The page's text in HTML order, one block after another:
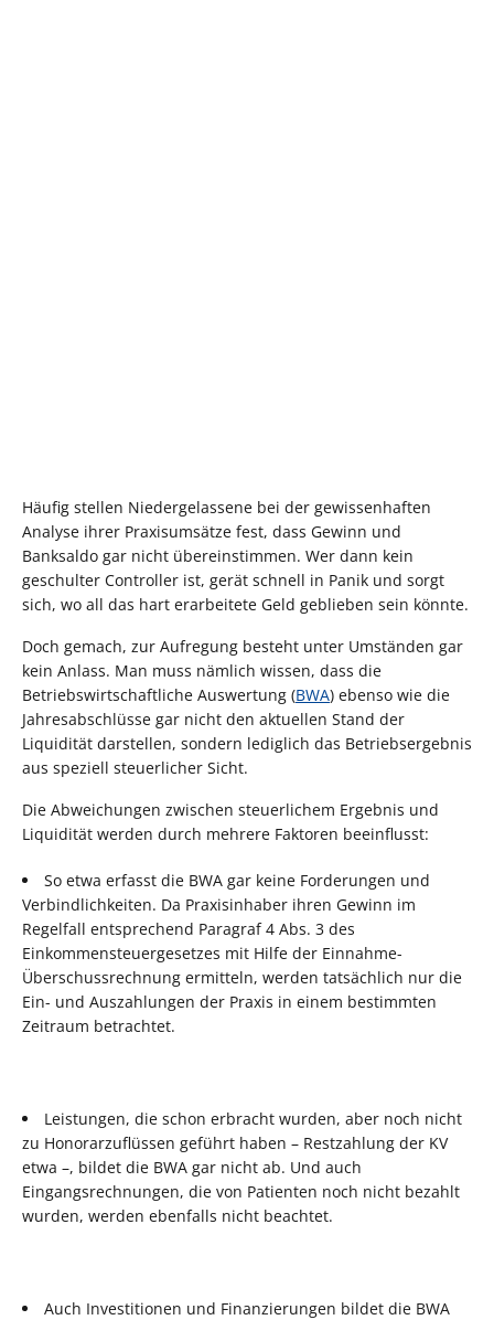
Häufig stellen Niedergelassene bei der gewissenhaften
Analyse ihrer Praxisumsätze fest, dass Gewinn und
Banksaldo gar nicht übereinstimmen. Wer dann kein
geschulter Controller ist, gerät schnell in Panik und sorgt
sich, wo all das hart erarbeitete Geld geblieben sein könnte.
Doch gemach, zur Aufregung besteht unter Umständen gar
kein Anlass. Man muss nämlich wissen, dass die
Betriebswirtschaftliche Auswertung (BWA) ebenso wie die
Jahresabschlüsse gar nicht den aktuellen Stand der
Liquidität darstellen, sondern lediglich das Betriebsergebnis
aus speziell steuerlicher Sicht.
Die Abweichungen zwischen steuerlichem Ergebnis und
Liquidität werden durch mehrere Faktoren beeinflusst:
So etwa erfasst die BWA gar keine Forderungen und
Verbindlichkeiten. Da Praxisinhaber ihren Gewinn im
Regelfall entsprechend Paragraf 4 Abs. 3 des
Einkommensteuergesetzes mit Hilfe der Einnahme-
Überschussrechnung ermitteln, werden tatsächlich nur die
Ein- und Auszahlungen der Praxis in einem bestimmten
Zeitraum betrachtet.
Leistungen, die schon erbracht wurden, aber noch nicht
zu Honorarzuflüssen geführt haben – Restzahlung der KV
etwa –, bildet die BWA gar nicht ab. Und auch
Eingangsrechnungen, die von Patienten noch nicht bezahlt
wurden, werden ebenfalls nicht beachtet.
Auch Investitionen und Finanzierungen bildet die BWA